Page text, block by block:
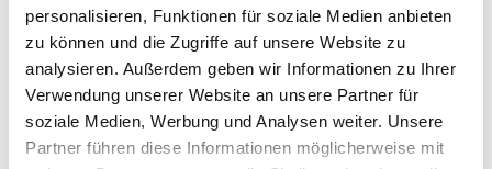
personalisieren, Funktionen für soziale Medien anbieten
zu können und die Zugriffe auf unsere Website zu
analysieren. Außerdem geben wir Informationen zu Ihrer
Verwendung unserer Website an unsere Partner für
soziale Medien, Werbung und Analysen weiter. Unsere
Partner führen diese Informationen möglicherweise mit
Komm vorbei und lerne unsere Garde kennen – wir
freuen uns auf Dich!